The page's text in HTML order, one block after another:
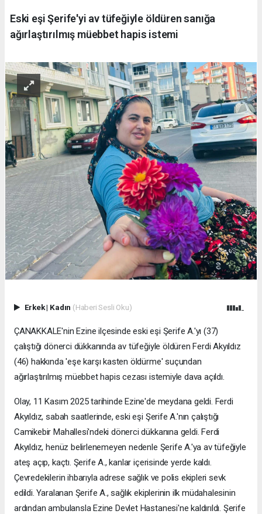
Eski eşi Şerife'yi av tüfeğiyle öldüren sanığa
ağırlaştırılmış müebbet hapis istemi
Erkek| Kadın (Haberi Sesli Oku)
ÇANAKKALE'nin Ezine ilçesinde eski eşi Şerife A.'yı (37)
çalıştığı dönerci dükkanında av tüfeğiyle öldüren Ferdi Akyıldız
(46) hakkında 'eşe karşı kasten öldürme' suçundan
ağırlaştırılmış müebbet hapis cezası istemiyle dava açıldı.
Olay, 11 Kasım 2025 tarihinde Ezine'de meydana geldi. Ferdi
Akyıldız, sabah saatlerinde, eski eşi Şerife A.'nın çalıştığı
Camikebir Mahallesi'ndeki dönerci dükkanına geldi. Ferdi
Akyıldız, henüz belirlenemeyen nedenle Şerife A.'ya av tüfeğiyle
ateş açıp, kaçtı. Şerife A., kanlar içerisinde yerde kaldı.
Çevredekilerin ihbarıyla adrese sağlık ve polis ekipleri sevk
edildi. Yaralanan Şerife A., sağlık ekiplerinin ilk müdahalesinin
ardından ambulansla Ezine Devlet Hastanesi'ne kaldırıldı. Şerife